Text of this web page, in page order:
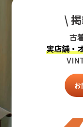
\
古
実店舗・